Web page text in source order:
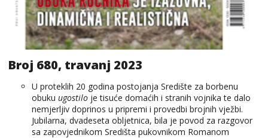
Broj 680, travanj 2023
U proteklih 20 godina postojanja Središte za borbenu
obuku ugostilo je tisuće domaćih i stranih vojnika te dalo
nemjerljiv doprinos u pripremi i provedbi brojnih vježbi.
Jubilarna, dvadeseta obljetnica, bila je povod za razgovor
sa zapovjednikom Središta pukovnikom Romanom